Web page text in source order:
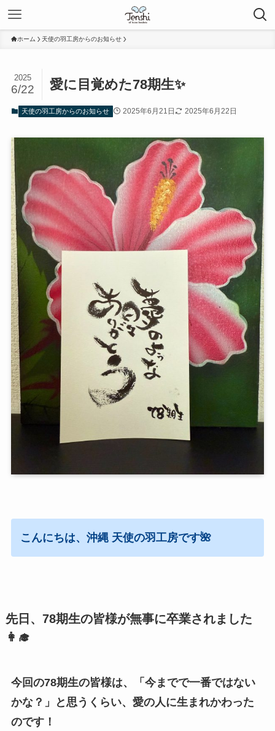
ホーム 天使の羽工房からのお知らせ
愛に目覚めた78期生✨
2025
6/22
天使の羽工房からのお知らせ 2025年6月21日 2025年6月22日
こんにちは、沖縄 天使の羽工房です🌺
先日、78期生の皆様が無事に卒業されました
👩‍🎓
今回の78期生の皆様は、「今までで一番ではない
かな？」と思うくらい、愛の人に生まれかわった
のです！